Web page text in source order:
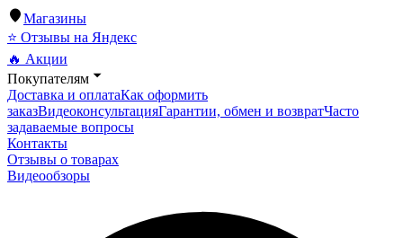
Магазины
⭐ Отзывы на Яндекс
🔥 Акции
Покупателям
Доставка и оплатаКак оформить
заказВидеоконсультацияГарантии, обмен и возвратЧасто
задаваемые вопросы
Контакты
Отзывы о товарах
Видеообзоры